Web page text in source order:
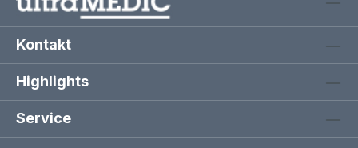
Kontakt
Highlights
Service